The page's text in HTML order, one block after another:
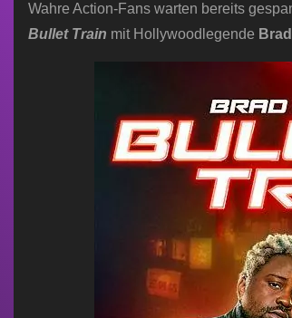
Wahre Action-Fans warten bereits
Bullet Train mit Hollywoodlegende